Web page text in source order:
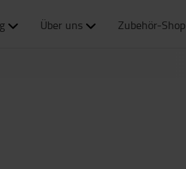
Über uns Zubehör-Shop